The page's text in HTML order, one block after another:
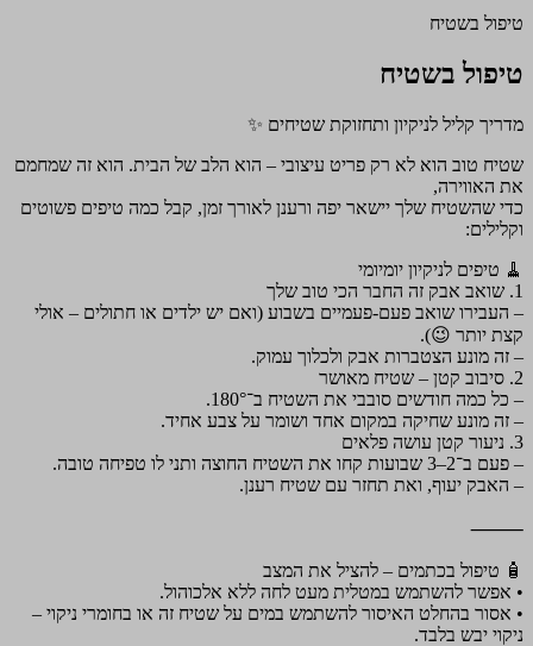
טיפול בשטיח
טיפול בשטיח
מדריך קליל לניקיון ותחזוקת שטיחים ✨
שטיח טוב הוא לא רק פריט עיצובי – הוא הלב של הבית. הוא זה שמחמם
את האווירה,
כדי שהשטיח שלך יישאר יפה ורענן לאורך זמן, קבל כמה טיפים פשוטים
וקלילים:
🧹 טיפים לניקיון יומיומי
1. שואב אבק זה החבר הכי טוב שלך
– העבירו שואב פעם-פעמיים בשבוע (ואם יש ילדים או חתולים – אולי
קצת יותר 😉).
– זה מונע הצטברות אבק ולכלוך עמוק.
2. סיבוב קטן – שטיח מאושר
– כל כמה חודשים סובבי את השטיח ב־180°.
– זה מונע שחיקה במקום אחד ושומר על צבע אחיד.
3. ניעור קטן עושה פלאים
– פעם ב־2–3 שבועות קחו את השטיח החוצה ותני לו טפיחה טובה.
– האבק יעוף, ואת תחזר עם שטיח רענן.
⸻
🧴 טיפול בכתמים – להציל את המצב
• אפשר להשתמש במטלית מעט לחה ללא אלכוהול.
• אסור בהחלט האיסור להשתמש במים על שטיח זה או בחומרי ניקוי –
ניקוי יבש בלבד.